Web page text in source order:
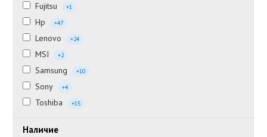
Fujitsu
+1
Hp +47
Lenovo +24
MSI +2
Samsung +10
Sony +4
Toshiba +15
Наличие